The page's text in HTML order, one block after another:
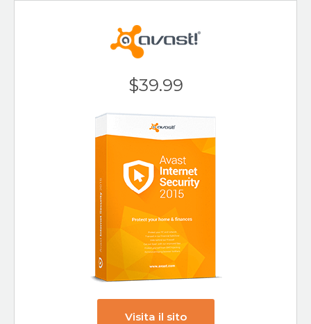
$39.99
Visita il sito